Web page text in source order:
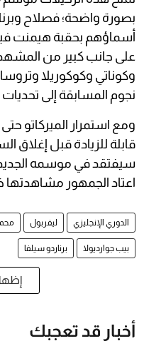
بصورة واضحة؛ فصلاح
أسماؤهم بحقبة هيمنت
على جانب كبير من
وكوناتي وكوكوريلا
نجوم المسابقة إلى تحديات
ومع استمرار الميركاتو
قابلة للزيادة قبل إغلاق
سيفتقد في موسمه
اعتاد الجمهور مشاهدتها
الدوري الإنجليزي ليفربول
بيب جوارديولا برناردو سيلفا
أخبار قد تعجبك